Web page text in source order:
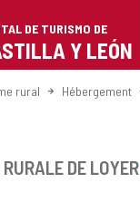
DE TURISMO DE
Y LEÓN
rural Hébergement
DE LOYER